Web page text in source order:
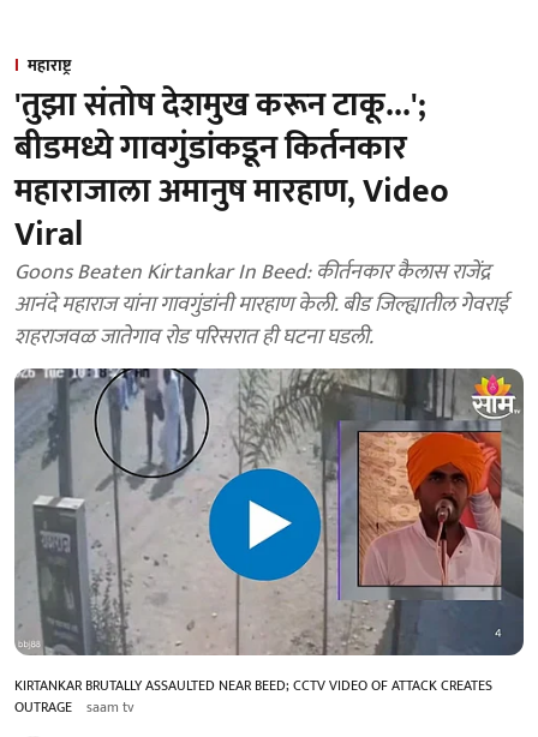
महाराष्ट्र
'तुझा संतोष देशमुख करून टाकू...';
बीडमध्ये गावगुंडांकडून किर्तनकार
महाराजाला अमानुष मारहाण, Video
Viral
Goons Beaten Kirtankar In Beed: कीर्तनकार कैलास राजेंद्र
आनंदे महाराज यांना गावगुंडांनी मारहाण केली. बीड जिल्ह्यातील गेवराई
शहराजवळ जातेगाव रोड परिसरात ही घटना घडली.
KIRTANKAR BRUTALLY ASSAULTED NEAR BEED; CCTV VIDEO OF ATTACK CREATES
OUTRAGE saam tv